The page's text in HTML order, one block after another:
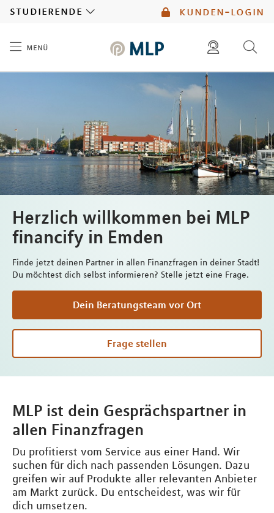
kunden-login
studierende
menü
diese website durchsuchen
mlp berater finden
Herzlich willkommen bei MLP
financify in Emden
Finde jetzt deinen Partner in allen Finanzfragen in deiner Stadt!
Du möchtest dich selbst informieren? Stelle jetzt eine Frage.
Dein Beratungsteam vor Ort
Frage stellen
MLP ist dein Gesprächspartner in
allen Finanzfragen
Du profitierst vom Service aus einer Hand. Wir
suchen für dich nach passenden Lösungen. Dazu
greifen wir auf Produkte aller relevanten Anbieter
am Markt zurück. Du entscheidest, was wir für
dich umsetzen.